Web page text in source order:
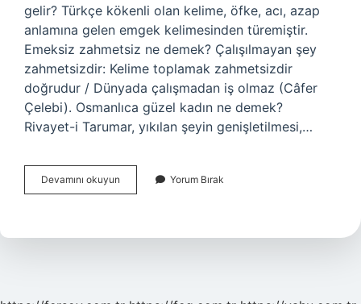
gelir? Türkçe kökenli olan kelime, öfke, acı, azap
anlamına gelen emgek kelimesinden türemiştir.
Emeksiz zahmetsiz ne demek? Çalışılmayan şey
zahmetsizdir: Kelime toplamak zahmetsizdir
doğrudur / Dünyada çalışmadan iş olmaz (Câfer
Çelebi). Osmanlıca güzel kadın ne demek?
Rivayet-i Tarumar, yıkılan şeyin genişletilmesi,…
Devamını okuyun
I
Demek
Yorum Bırak